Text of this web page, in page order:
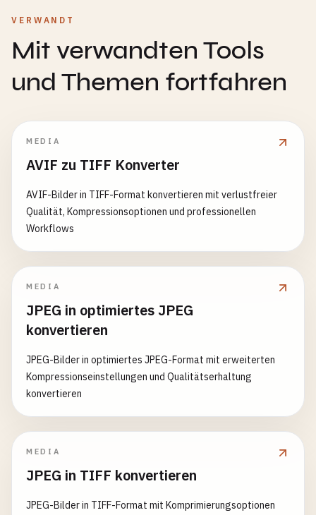
VERWANDT
Mit verwandten Tools
und Themen fortfahren
MEDIA
AVIF zu TIFF Konverter
AVIF-Bilder in TIFF-Format konvertieren mit verlustfreier
Qualität, Kompressionsoptionen und professionellen
Workflows
MEDIA
JPEG in optimiertes JPEG
konvertieren
JPEG-Bilder in optimiertes JPEG-Format mit erweiterten
Kompressionseinstellungen und Qualitätserhaltung
konvertieren
MEDIA
JPEG in TIFF konvertieren
JPEG-Bilder in TIFF-Format mit Komprimierungsoptionen